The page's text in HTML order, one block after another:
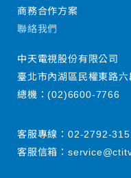
商務合作方案
聯絡我們
中天電視股份有限公司
臺北市內湖區民權東路
總機：(02)6600-7766
客服專線： 02-2792-
客服信箱：